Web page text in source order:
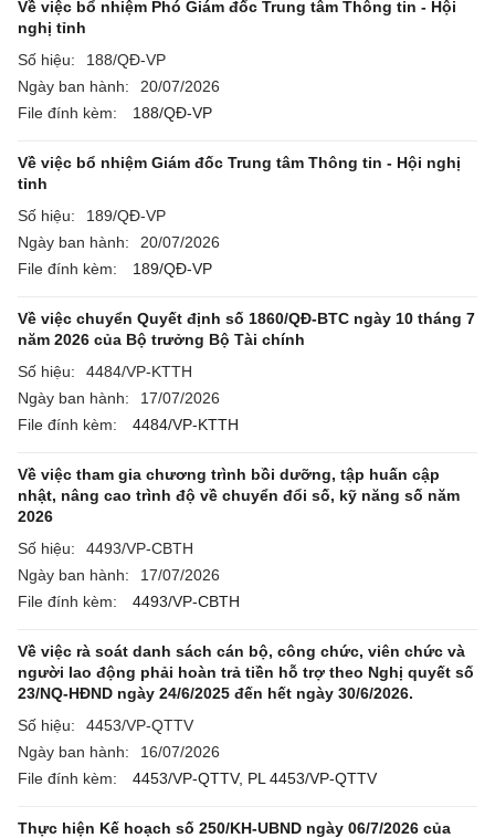
Về việc bổ nhiệm Phó Giám đốc Trung tâm Thông tin - Hội
nghị tỉnh
Số hiệu:
188/QĐ-VP
Ngày ban hành:
20/07/2026
File đính kèm:
188/QĐ-VP
Về việc bổ nhiệm Giám đốc Trung tâm Thông tin - Hội nghị
tỉnh
Số hiệu:
189/QĐ-VP
Ngày ban hành:
20/07/2026
File đính kèm:
189/QĐ-VP
Về việc chuyển Quyết định số 1860/QĐ-BTC ngày 10 tháng 7
năm 2026 của Bộ trưởng Bộ Tài chính
Số hiệu:
4484/VP-KTTH
Ngày ban hành:
17/07/2026
File đính kèm:
4484/VP-KTTH
Về việc tham gia chương trình bồi dưỡng, tập huấn cập
nhật, nâng cao trình độ về chuyển đổi số, kỹ năng số năm
2026
Số hiệu:
4493/VP-CBTH
Ngày ban hành:
17/07/2026
File đính kèm:
4493/VP-CBTH
Về việc rà soát danh sách cán bộ, công chức, viên chức và
người lao động phải hoàn trả tiền hỗ trợ theo Nghị quyết số
23/NQ-HĐND ngày 24/6/2025 đến hết ngày 30/6/2026.
Số hiệu:
4453/VP-QTTV
Ngày ban hành:
16/07/2026
File đính kèm:
4453/VP-QTTV, PL 4453/VP-QTTV
Thực hiện Kế hoạch số 250/KH-UBND ngày 06/7/2026 của